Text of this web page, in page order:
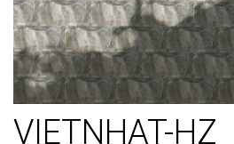
VIETNHAT-HZ